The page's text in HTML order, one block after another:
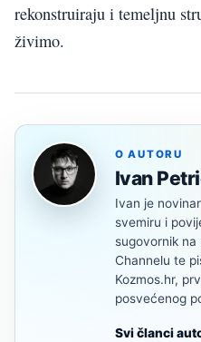
rekonstruiraju i temeljnu
živimo.
O AUTORU
Ivan
Ivan je
svemiru i
sugovornik
Channelu te
Kozmos.hr,
posvećenog
Svi članci